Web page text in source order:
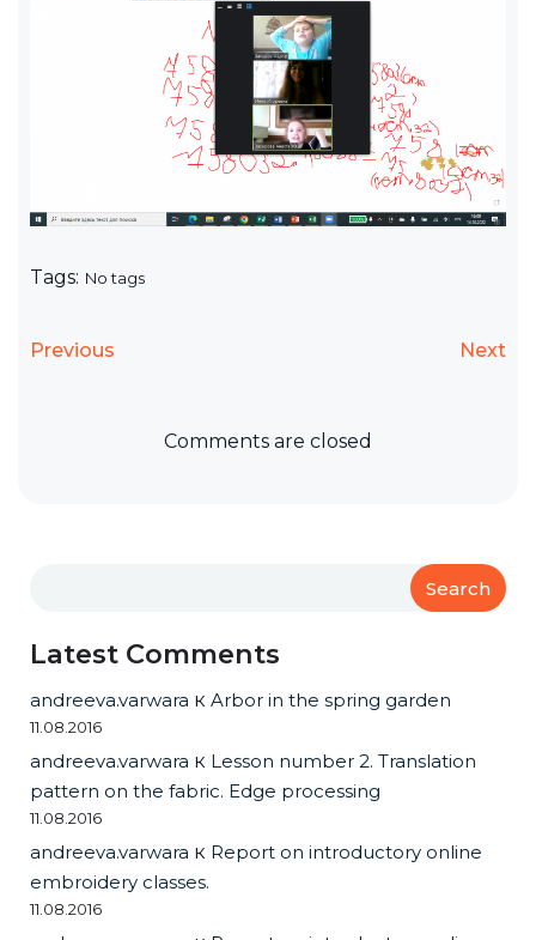
Tags: No tags
Previous Next
Comments are closed
Search
Latest Comments
andreeva.varwara к Arbor in the spring garden
11.08.2016
andreeva.varwara к Lesson number 2. Translation
pattern on the fabric. Edge processing
11.08.2016
andreeva.varwara к Report on introductory online
embroidery classes.
11.08.2016